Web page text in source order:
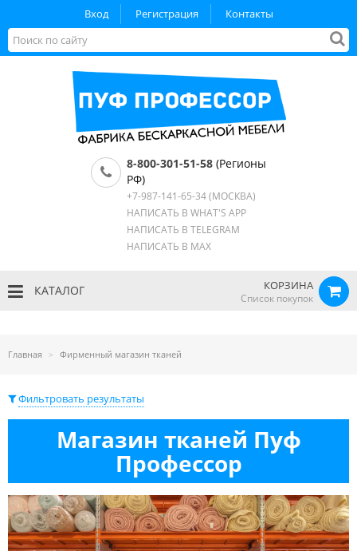
Вход Регистрация Контакты
8-800-301-51-58 (Регионы
РФ)
+7-987-141-65-34(МОСКВА)
НАПИСАТЬ В WHAT'S APP
НАПИСАТЬ В TELEGRAM
НАПИСАТЬ В MAX
КОРЗИНА
Список покупок
КАТАЛОГ
Главная Фирменный магазин тканей
Фильтровать результаты
Магазин тканей Пуф
Профессор